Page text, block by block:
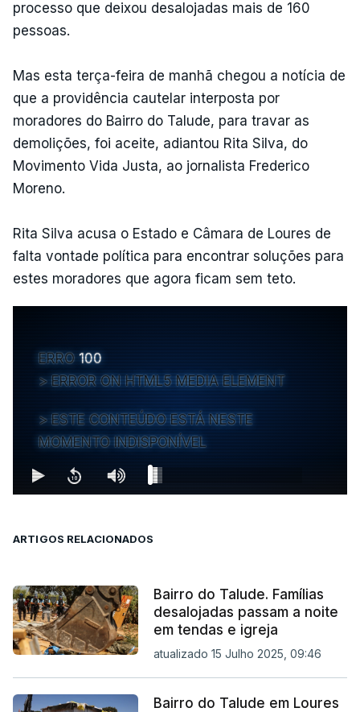
processo que deixou desalojadas mais de 160
pessoas.
Mas esta terça-feira de manhã chegou a notícia de
que a providência cautelar interposta por
moradores do Bairro do Talude, para travar as
demolições, foi aceite, adiantou Rita Silva, do
Movimento Vida Justa, ao jornalista Frederico
Moreno.
Rita Silva acusa o Estado e Câmara de Loures de
falta vontade política para encontrar soluções para
estes moradores que agora ficam sem teto.
ERRO 100
ERROR ON HTML5 MEDIA ELEMENT
ESTE CONTEÚDO ESTÁ NESTE
MOMENTO INDISPONÍVEL
ARTIGOS RELACIONADOS
Bairro do Talude. Famílias
desalojadas passam a noite
em tendas e igreja
atualizado 15 Julho 2025, 09:46
Bairro do Talude em Loures